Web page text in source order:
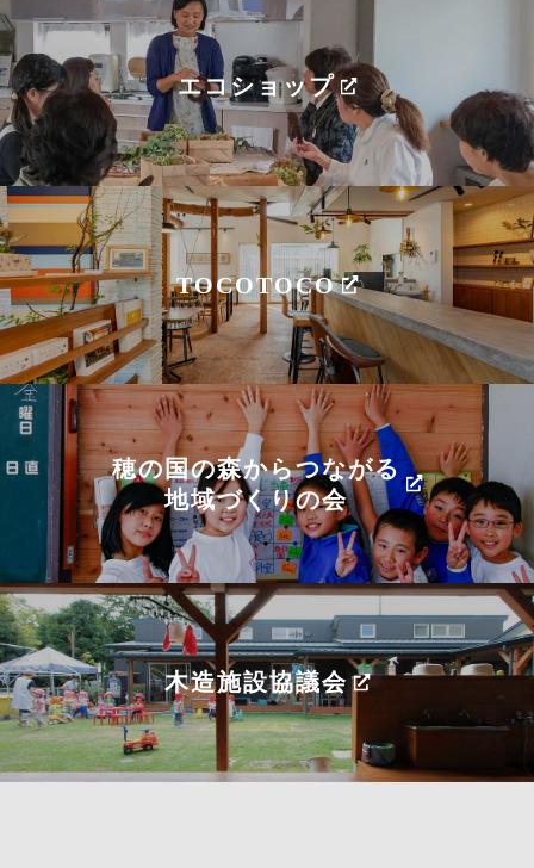
エコショップ
TOCOTOCO
穂の国の森からつながる
地域づくりの会
木造施設協議会